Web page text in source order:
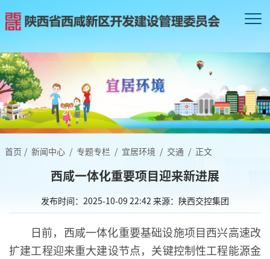
首页 / 新闻中心 / 专题专栏 / 宜居环境 / 交通 / 正文
西咸一体化重要项目迎来新进展
发布时间：2025-10-09 22:42 来源：陕西交控集团
日前，西咸一体化重要基础设施项目西兴高速改
扩建工程迎来重大建设节点，关键控制性工程能源金